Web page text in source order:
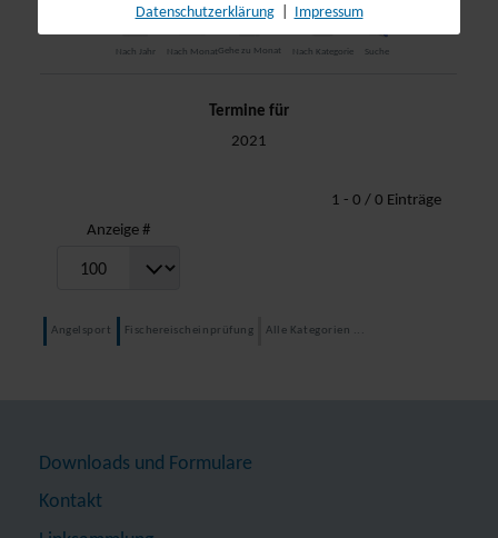
Nach Jahr Nach MonatGehe zu Monat Nach Kategorie Suche
Termine für
2021
Limite der Paginierungsliste
1 - 0 / 0 Einträge
Anzeige #
Angelsport Fischereischeinprüfung Alle Kategorien ...
Downloads und Formulare
Kontakt
Datenschutzerklärung Impressum